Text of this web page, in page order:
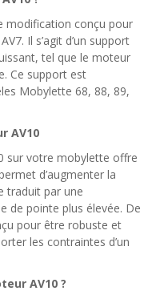
modification conçu pour
Il s’agit d’un support
tel que le moteur
Ce support est
Mobylette 68, 88, 89,
AV10
sur votre mobylette offre
d’augmenter la
traduit par une
de pointe plus élevée. De
pour être robuste et
les contraintes d’un
AV10 ?